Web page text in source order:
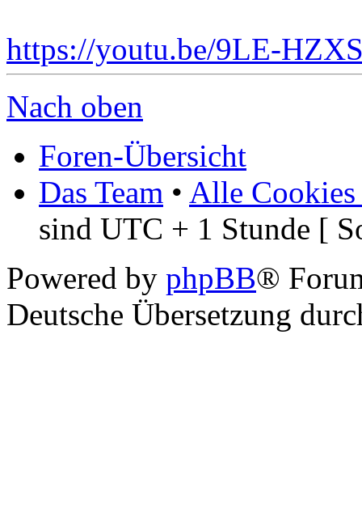
https://youtu.be/9LE-
Nach oben
Foren-Übersicht
Das Team • Alle Cookies
sind UTC + 1 Stunde [
Powered by phpBB®
Deutsche Übersetzung